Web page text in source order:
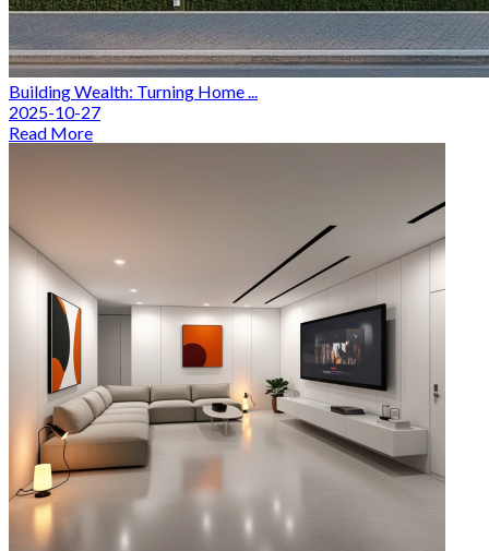
Building Wealth: Turning Home ...
2025-10-27
Read More